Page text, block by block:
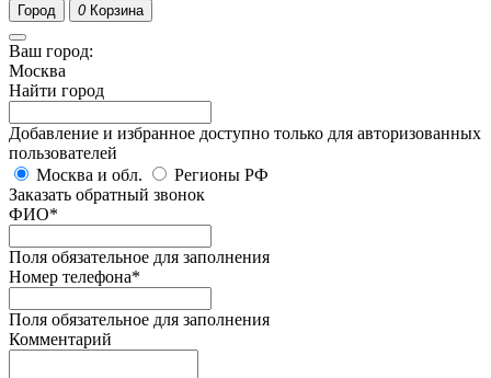
Город 0 Корзина
Ваш город:
Москва
Найти город
Добавление и избранное доступно только для авторизованных
пользователей
Москва и обл.
Регионы РФ
Заказать обратный звонок
ФИО*
Поля обязательное для заполнения
Номер телефона*
Поля обязательное для заполнения
Комментарий